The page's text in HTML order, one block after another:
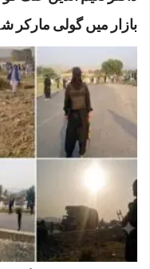
بازار میں گولی مارکر